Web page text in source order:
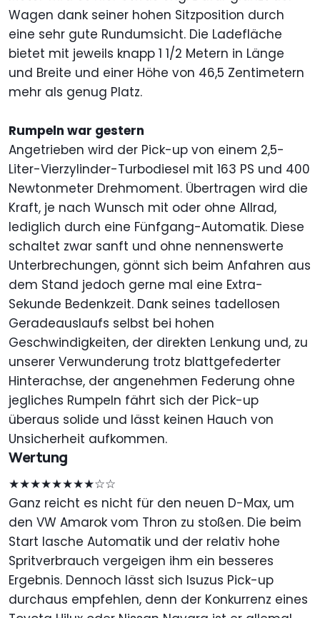
Wagen dank seiner hohen Sitzposition durch
eine sehr gute Rundumsicht. Die Ladefläche
bietet mit jeweils knapp 1 1/2 Metern in Länge
und Breite und einer Höhe von 46,5 Zentimetern
mehr als genug Platz.
Rumpeln war gestern
Angetrieben wird der Pick-up von einem 2,5-
Liter-Vierzylinder-Turbodiesel mit 163 PS und 400
Newtonmeter Drehmoment. Übertragen wird die
Kraft, je nach Wunsch mit oder ohne Allrad,
lediglich durch eine Fünfgang-Automatik. Diese
schaltet zwar sanft und ohne nennenswerte
Unterbrechungen, gönnt sich beim Anfahren aus
dem Stand jedoch gerne mal eine Extra-
Sekunde Bedenkzeit. Dank seines tadellosen
Geradeauslaufs selbst bei hohen
Geschwindigkeiten, der direkten Lenkung und, zu
unserer Verwunderung trotz blattgefederter
Hinterachse, der angenehmen Federung ohne
jegliches Rumpeln fährt sich der Pick-up
überaus solide und lässt keinen Hauch von
Unsicherheit aufkommen.
Wertung
★★★★★★★★☆☆
Ganz reicht es nicht für den neuen D-Max, um
den VW Amarok vom Thron zu stoßen. Die beim
Start lasche Automatik und der relativ hohe
Spritverbrauch vergeigen ihm ein besseres
Ergebnis. Dennoch lässt sich Isuzus Pick-up
durchaus empfehlen, denn der Konkurrenz eines